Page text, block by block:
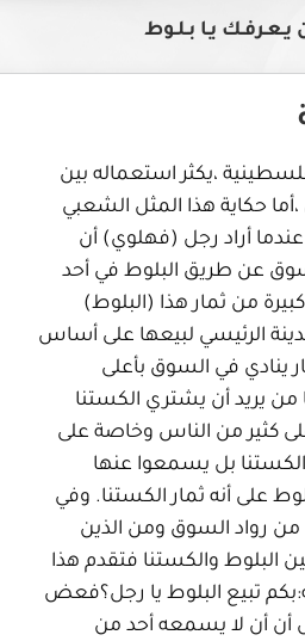
يـعـرفـك يـا بـلـوط
،يكثر استعماله بين
حكاية هذا المثل الشعبي
عندما أراد رجل (فهلوي) أن
عن طريق البلوط في أحد
من ثمار هذا (البلوط)
الرئيسي لبيعها على أساس
ينادي في السوق بأعلى
يريد أن يشتري الكستنا
كثير من الناس وخاصة على
بل يسمعوا عنها
على أنه ثمار الكستنا. وفي
من رواد السوق ومن الذين
البلوط والكستنا فتقدم هذا
تبيع البلوط يا رجل؟فعض
أن أن لا يسمعه أحد من